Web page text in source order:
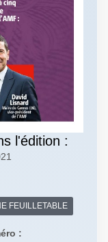
l'édition :
FEUILLETABLE
: